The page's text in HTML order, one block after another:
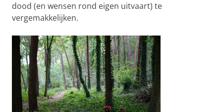
dood (en wensen rond eigen uitvaart) te
vergemakkelijken.